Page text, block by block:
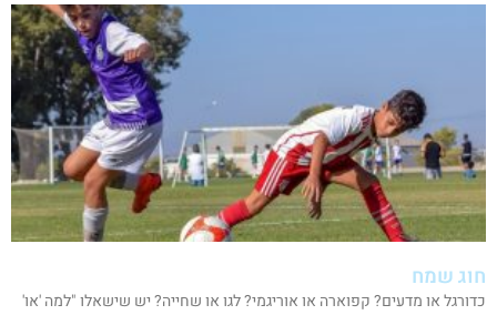
חוג שמח
כדורגל או מדעים? קפוארה או אוריגמי? לגו או שחייה? יש שישאלו "למה 'או'